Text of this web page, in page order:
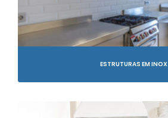
ESTRUTURAS EM INOX